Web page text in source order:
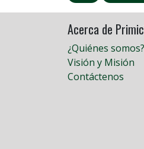
Acerca de
¿Quiénes somos?
Visión y Misión
Contáctenos